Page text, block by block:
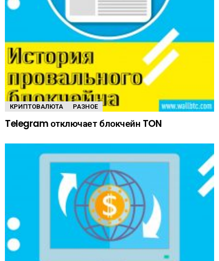
КРИПТОВАЛЮТА РАЗНОЕ
Telegram отключает блокчейн TON